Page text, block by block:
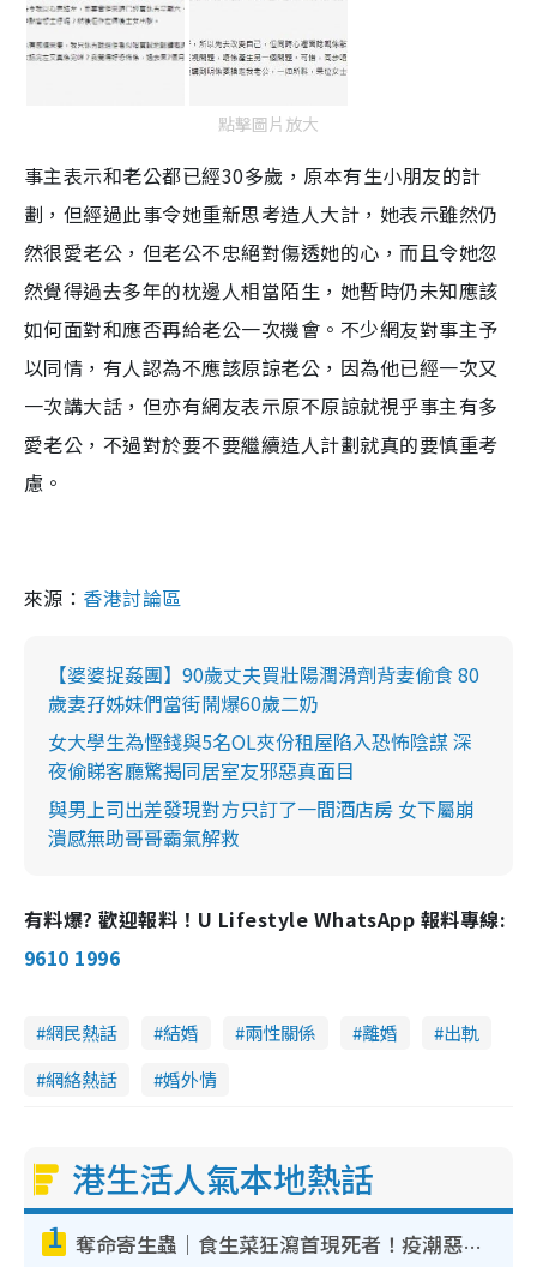
點擊圖片放大
事主表示和老公都已經30多歲，原本有生小朋友的計
劃，但經過此事令她重新思考造人大計，她表示雖然仍
然很愛老公 ， 但老公不忠絕對傷透她的心，而且令她忽
然覺得過去多年的枕邊人相當陌生 ， 她暫時仍未知應該
如何面對和應否再給老公一次機會。 不少網友對事主予
以同情，有人認為不應該原諒老公，因為他已經一次又
一次講大話，但亦有網友表示原不原諒就視乎事主有多
愛老公，不過對於要不要繼續造人計劃就真的要慎重考
慮。
來源： 香港討論區
【婆婆捉姦團】90歲丈夫買壯陽潤滑劑背妻偷食 80
歲妻孖姊妹們當街鬧爆60歲二奶
女大學生為慳錢與5名OL夾份租屋陷入恐怖陰謀 深
夜偷睇客廳驚揭同居室友邪惡真面目
與男上司出差發現對方只訂了一間酒店房 女下屬崩
潰感無助哥哥霸氣解救
有料爆? 歡迎報料！U Lifestyle WhatsApp 報料專線:
9610 1996
網民熱話 結婚 兩性關係 離婚
出軌
網絡熱話
婚外情
港生活人氣本地熱話
1 奪命寄生蟲｜食生菜狂瀉首現死者！疫潮惡化錄1.8萬宗病例 揭洗菜3大謬誤